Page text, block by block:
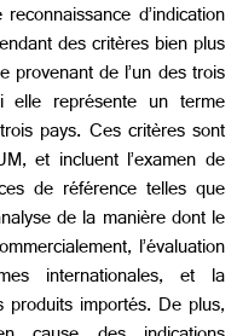
d’indication
des critères bien plus
de l’un des trois
elle représente un terme
pays. Ces critères sont
et incluent l’examen de
de référence telles que
de la manière dont le
l’évaluation
internationales, et la
importés. De plus,